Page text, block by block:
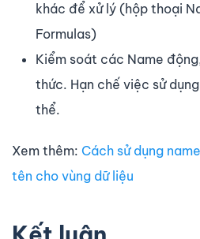
khác để xử lý (hộp thoại
Formulas)
Kiểm soát các Name
thức. Hạn chế việc sử
thể.
Xem thêm: Cách sử dụng
tên cho vùng dữ liệu